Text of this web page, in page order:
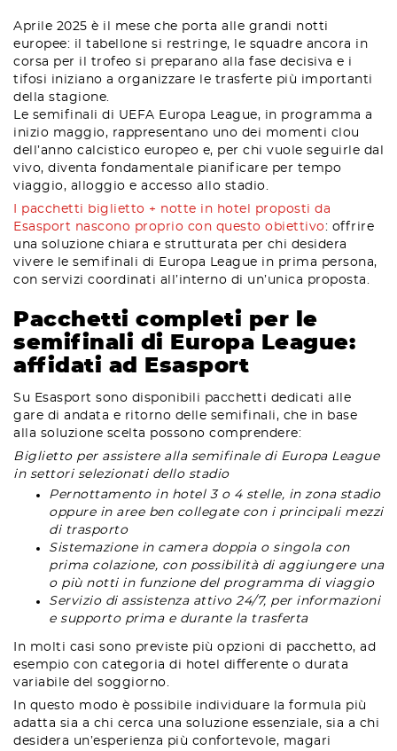
Aprile 2025 è il mese che porta alle grandi notti
europee: il tabellone si restringe, le squadre ancora in
corsa per il trofeo si preparano alla fase decisiva e i
tifosi iniziano a organizzare le trasferte più importanti
della stagione.
Le semifinali di UEFA Europa League, in programma a
inizio maggio, rappresentano uno dei momenti clou
dell’anno calcistico europeo e, per chi vuole seguirle dal
vivo, diventa fondamentale pianificare per tempo
viaggio, alloggio e accesso allo stadio.
I pacchetti biglietto + notte in hotel proposti da
Esasport nascono proprio con questo obiettivo: offrire
una soluzione chiara e strutturata per chi desidera
vivere le semifinali di Europa League in prima persona,
con servizi coordinati all’interno di un’unica proposta.
Pacchetti completi per le
semifinali di Europa League:
affidati ad Esasport
Su Esasport sono disponibili pacchetti dedicati alle
gare di andata e ritorno delle semifinali, che in base
alla soluzione scelta possono comprendere:
Biglietto per assistere alla semifinale di Europa League
in settori selezionati dello stadio
Pernottamento in hotel 3 o 4 stelle, in zona stadio
oppure in aree ben collegate con i principali mezzi
di trasporto
Sistemazione in camera doppia o singola con
prima colazione, con possibilità di aggiungere una
o più notti in funzione del programma di viaggio
Servizio di assistenza attivo 24/7, per informazioni
e supporto prima e durante la trasferta
In molti casi sono previste più opzioni di pacchetto, ad
esempio con categoria di hotel differente o durata
variabile del soggiorno.
In questo modo è possibile individuare la formula più
adatta sia a chi cerca una soluzione essenziale, sia a chi
desidera un’esperienza più confortevole, magari